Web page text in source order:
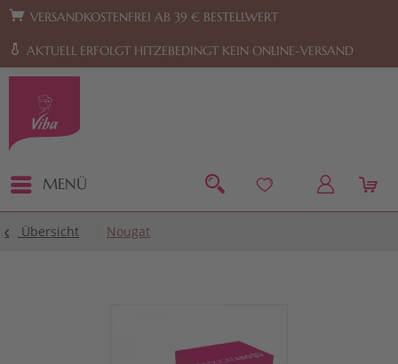
Zur Hauptnavigation springen Zum Footer springen
VERSANDKOSTENFREI AB 39 € BESTELLWERT
AKTUELL ERFOLGT HITZEBEDINGT KEIN ONLINE-VERSAND
MENÜ
Übersicht Nougat